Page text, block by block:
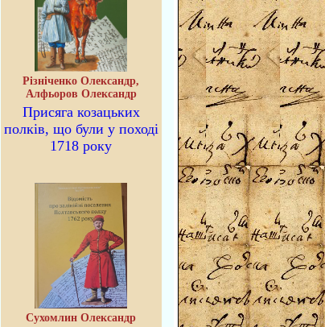
Різніченко Олександр,
Алфьоров Олександр
Присяга козацьких
полків, що були у поході
1718 року
Сухомлин Олександр